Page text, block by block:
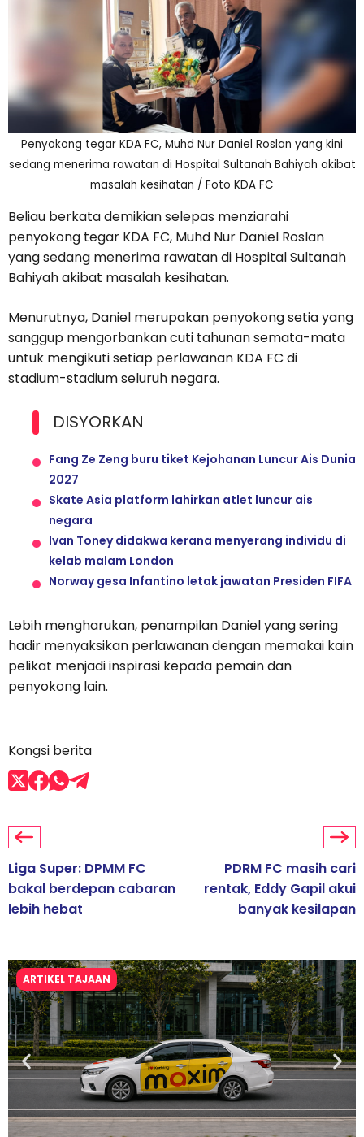
Penyokong tegar KDA FC, Muhd Nur Daniel Roslan yang kini
sedang menerima rawatan di Hospital Sultanah Bahiyah akibat
masalah kesihatan / Foto KDA FC
Beliau berkata demikian selepas menziarahi
penyokong tegar KDA FC, Muhd Nur Daniel Roslan
yang sedang menerima rawatan di Hospital Sultanah
Bahiyah akibat masalah kesihatan.
Menurutnya, Daniel merupakan penyokong setia yang
sanggup mengorbankan cuti tahunan semata-mata
untuk mengikuti setiap perlawanan KDA FC di
stadium-stadium seluruh negara.
DISYORKAN
Fang Ze Zeng buru tiket Kejohanan Luncur Ais Dunia
2027
Skate Asia platform lahirkan atlet luncur ais
negara
Ivan Toney didakwa kerana menyerang individu di
kelab malam London
Norway gesa Infantino letak jawatan Presiden FIFA
Lebih mengharukan, penampilan Daniel yang sering
hadir menyaksikan perlawanan dengan memakai kain
pelikat menjadi inspirasi kepada pemain dan
penyokong lain.
Kongsi berita
Liga Super: DPMM FC
bakal berdepan cabaran
lebih hebat
PDRM FC masih cari
rentak, Eddy Gapil akui
banyak kesilapan
ARTIKEL TAJAAN